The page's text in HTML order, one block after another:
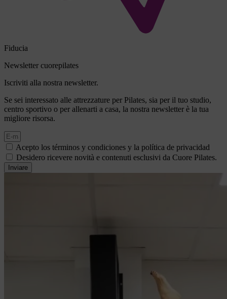
Fiducia
Newsletter cuorepilates
Iscriviti alla nostra newsletter.
Se sei interessato alle attrezzature per Pilates, sia per il tuo studio,
centro sportivo o per allenarti a casa, la nostra newsletter è la tua
migliore risorsa.
Acepto los términos y condiciones y la política de privacidad
Desidero ricevere novità e contenuti esclusivi da Cuore Pilates.
Inviare